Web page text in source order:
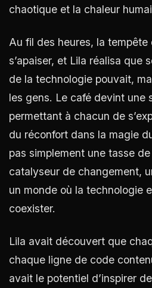
chaotique et la chaleur
Au fil des heures, la tempête
s’apaiser, et Lila réalisa que
de la technologie pouvait,
les gens. Le café devint une
permettant à chacun de
du réconfort dans la magie
pas simplement une tasse
catalyseur de changement,
un monde où la technologie
coexister.
Lila avait découvert que
chaque ligne de code
avait le potentiel d’inspirer